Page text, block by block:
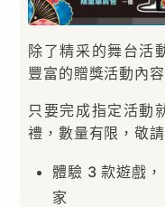
除了精采的舞台活
豐富的贈獎活動內
只要完成指定活動
禮，數量有限，敬請
體驗 3 款遊戲
家